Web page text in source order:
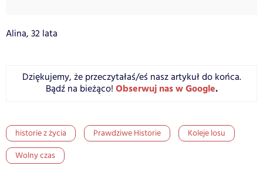
Alina, 32 lata
Dziękujemy, że przeczytałaś/eś nasz artykuł do końca.
Bądź na bieżąco! Obserwuj nas w Google.
historie z życia Prawdziwe Historie
Koleje losu
Wolny czas